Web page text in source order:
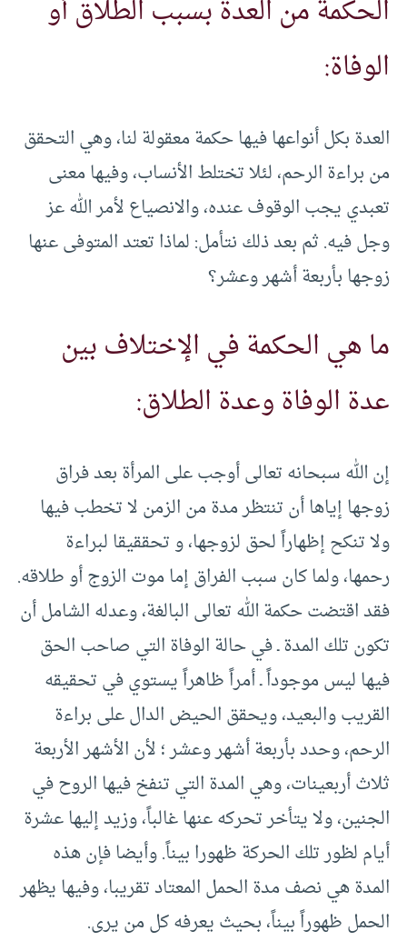
الحكمة من العدة بسبب الطلاق أو
الوفاة:
العدة بكل أنواعها فيها حكمة معقولة لنا، وهي التحقق
من براءة الرحم، لئلا تختلط الأنساب، وفيها معنى
تعبدي يجب الوقوف عنده، والانصياع لأمر الله عز
وجل فيه. ثم بعد ذلك نتأمل: لماذا تعتد المتوفى عنها
زوجها بأربعة أشهر وعشر؟
ما هي الحكمة في الإختلاف بين
عدة الوفاة وعدة الطلاق:
إن الله سبحانه تعالى أوجب على المرأة بعد فراق
زوجها إياها أن تنتظر مدة من الزمن لا تخطب فيها
ولا تنكح إظهاراً لحق لزوجها، و تحققيقا لبراءة
رحمها، ولما كان سبب الفراق إما موت الزوج أو طلاقه.
فقد اقتضت حكمة الله تعالى البالغة، وعدله الشامل أن
تكون تلك المدة ـ في حالة الوفاة التي صاحب الحق
فيها ليس موجوداً ـ أمراً ظاهراً يستوي في تحقيقه
القريب والبعيد، ويحقق الحيض الدال على براءة
الرحم، وحدد بأربعة أشهر وعشر ؛ لأن الأشهر الأربعة
ثلاث أربعينات، وهي المدة التي تنفخ فيها الروح في
الجنين، ولا يتأخر تحركه عنها غالباً، وزيد إليها عشرة
أيام لظور تلك الحركة ظهورا بيناً. وأيضا فإن هذه
المدة هي نصف مدة الحمل المعتاد تقريبا، وفيها يظهر
الحمل ظهوراً بيناً، بحيث يعرفه كل من يرى.